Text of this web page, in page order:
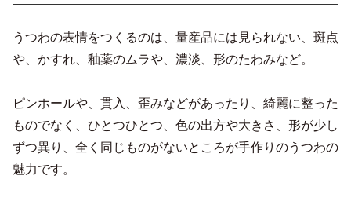
うつわの表情をつくるのは、量産品には見られない、斑点
や、かすれ、釉薬のムラや、濃淡、形のたわみなど。
ピンホールや、貫入、歪みなどがあったり、綺麗に整った
ものでなく、ひとつひとつ、色の出方や大きさ、形が少し
ずつ異り、全く同じものがないところが手作りのうつわの
魅力です。